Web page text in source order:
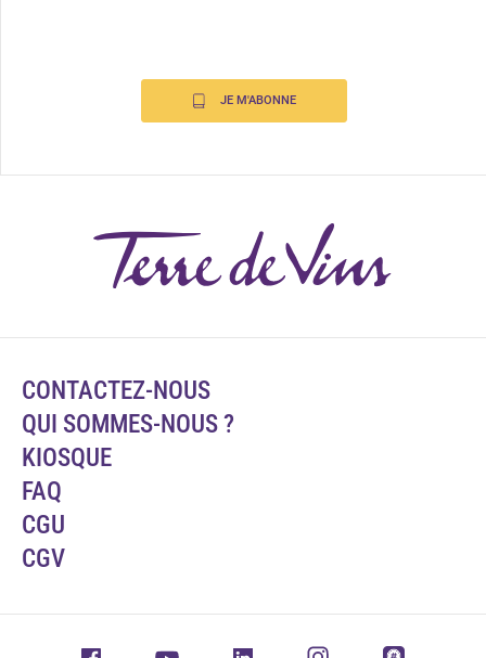
JE M'ABONNE
CONTACTEZ-NOUS
QUI SOMMES-NOUS ?
KIOSQUE
FAQ
CGU
CGV